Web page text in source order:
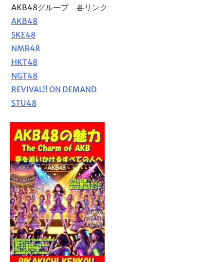
AKB48グループ 各リンク
AKB48
SKE48
NMB48
HKT48
NGT48
REVIVAL!! ON DEMAND
STU48